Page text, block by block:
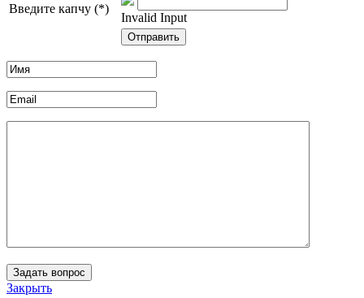
Введите капчу (*)
Invalid Input
Закрыть